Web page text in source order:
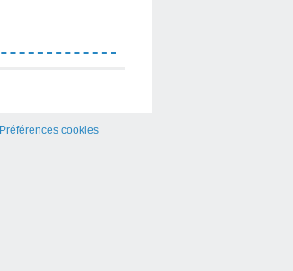
Préférences cookies